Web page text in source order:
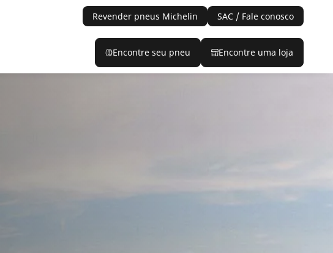
Revender pneus Michelin SAC / Fale conosco
Encontre seu pneu Encontre uma loja